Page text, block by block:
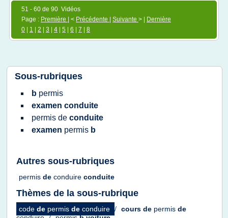
51 - 60 de 90 Vidéos
Page : Première | < Précédente Suivante > |
Dernière
0
1 2 3 4 5 6 7 8
Sous-rubriques
b permis
examen conduite
permis de conduite
examen permis b
Autres sous-rubriques
permis de conduire conduite
Thèmes de la sous-rubrique
code de permis de conduire / cours de permis de